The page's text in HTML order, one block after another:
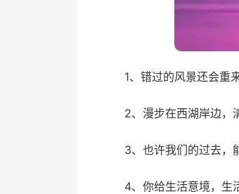
1、错过的风景还会重
2、漫步在西湖岸边，
3、也许我们的过去，
4、你给生活意境，生